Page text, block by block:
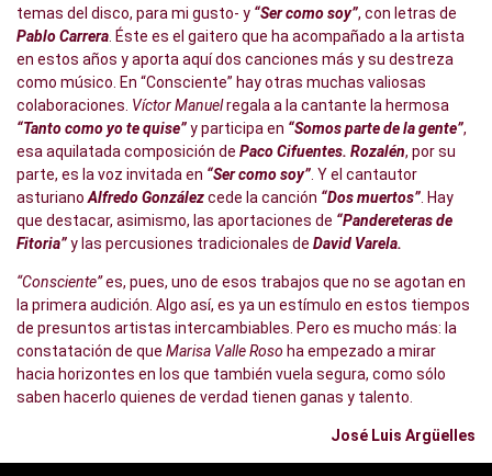
temas del disco, para mi gusto- y “Ser como soy”, con letras de
Pablo Carrera . Éste es el gaitero que ha acompañado a la artista
en estos años y aporta aquí dos canciones más y su destreza
como músico. En “Consciente” hay otras muchas valiosas
colaboraciones. Víctor Manuelregala a la cantante la hermosa
“Tanto como yo te quise”y participa en “Somos parte de la gente”,
esa aquilatada composición de Paco Cifuentes. Rozalén, por su
parte, es la voz invitada en “Ser como soy” . Y el cantautor
asturiano Alfredo Gonzálezcede la canción “Dos muertos” . Hay
que destacar, asimismo, las aportaciones de “Pandereteras de
Fitoria”y las percusiones tradicionales de David Varela.
“Consciente”es, pues, uno de esos trabajos que no se agotan en
la primera audición. Algo así, es ya un estímulo en estos tiempos
de presuntos artistas intercambiables. Pero es mucho más: la
constatación de que Marisa Valle Roso ha empezado a mirar
hacia horizontes en los que también vuela segura, como sólo
saben hacerlo quienes de verdad tienen ganas y talento.
José Luis Argüelles